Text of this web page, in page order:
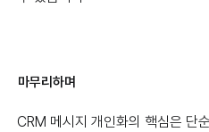
마무리하며
CRM 메시지 개인화의 핵심은 단